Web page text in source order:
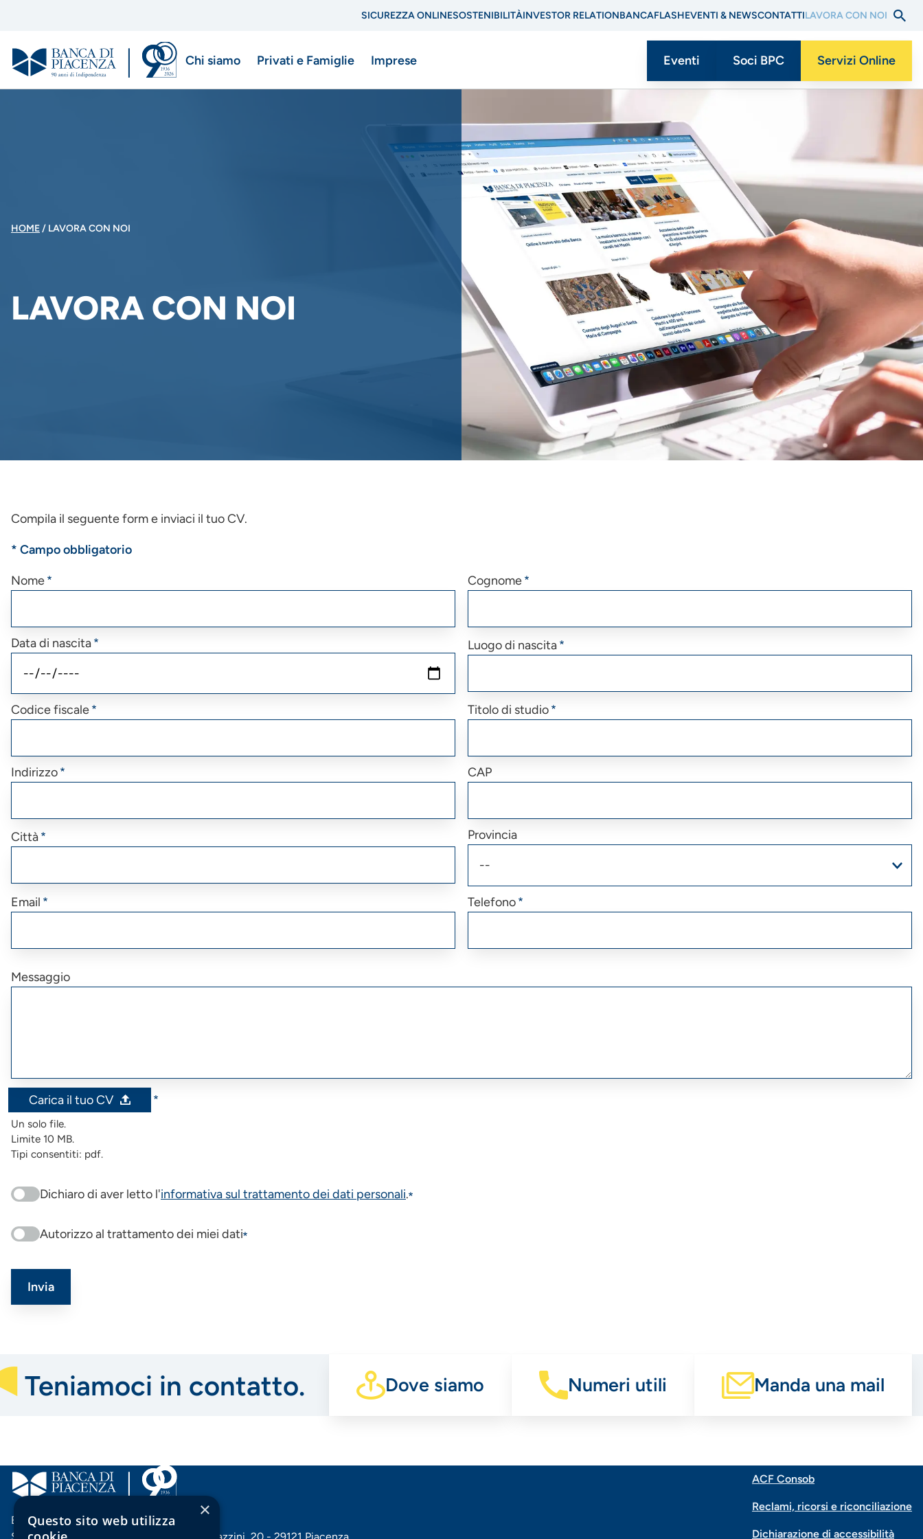
contenuto
principale
di
servizio
SICUREZZA ONLINESOSTENIBILITÀINVESTOR RELATIONBANCAFLASHEVENTI & NEWSCONTATTILAVORA CON NOI
Menu
Chi siamo Privati e Famiglie Imprese
Menu
CTA
Eventi Soci BPC Servizi Online
BRICIOLE
PANE
HOME LAVORA CON NOI
LAVORA CON NOI
Compila il seguente form e inviaci il tuo CV.
* Campo obbligatorio
Nome Cognome
Data di nascita Luogo di nascita
Codice fiscale Titolo di studio
Indirizzo CAP
Città Provincia
Email Telefono
Messaggio
Carica il tuo CV
Un solo file.
Limite 10 MB.
Tipi consentiti: pdf.
Dichiaro di aver letto l'informativa sul trattamento dei dati personali.
Autorizzo al trattamento dei miei dati
Teniamoci in contatto. Dove siamo Numeri utili Manda una mail
Banca di Piacenza soc. coop. per azioni
Sede centrale e Direzione generale: Via Mazzini, 20 - 29121 Piacenza
Menu
ACF Consob
Reclami, ricorsi e riconciliazione
Dichiarazione di accessibilità
×
Questo sito web utilizza